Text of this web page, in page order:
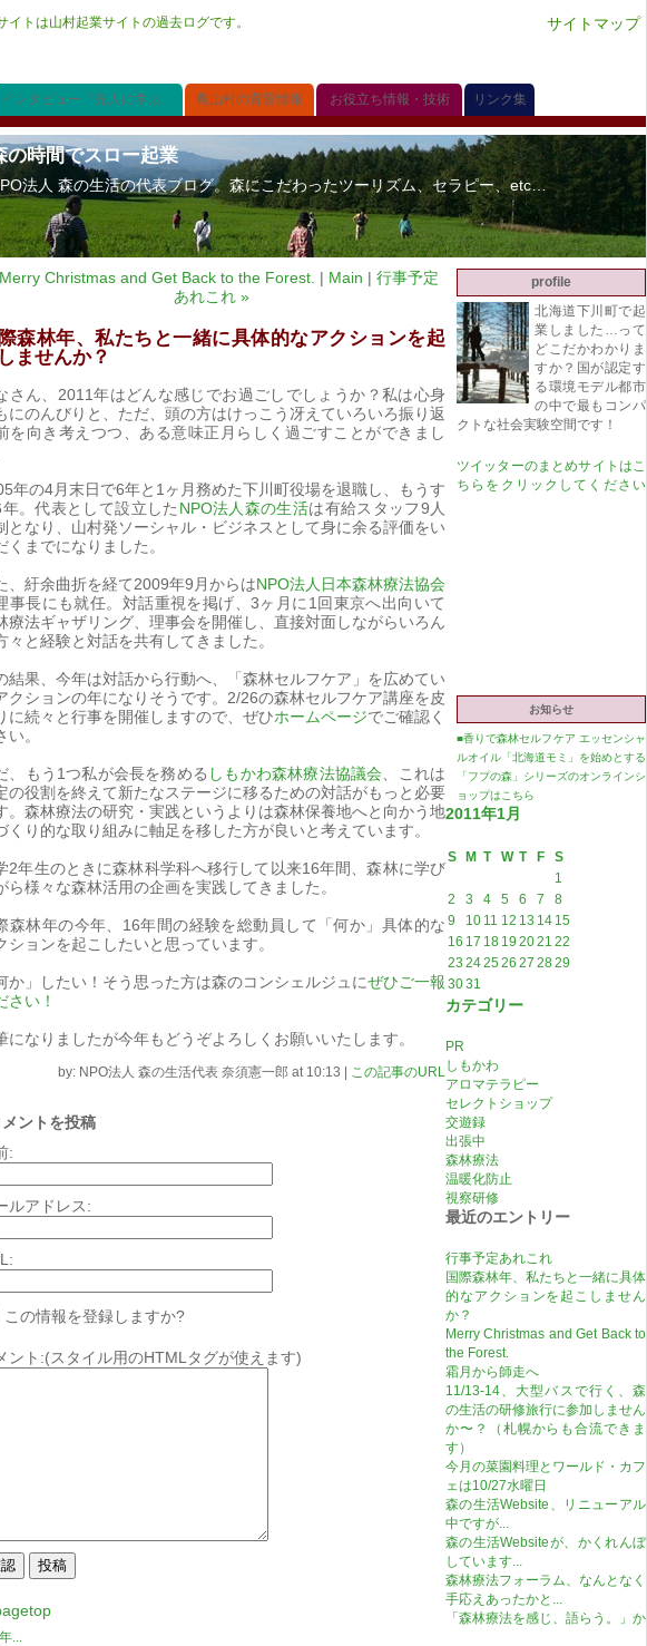
イトは山村起業サイトの過去ログです。 サイトマップ
インタビュー「先人に学ぶ」 農山村の背景情報 お役立ち情報・技術 リンク集
の時間でスロー起業
法人 森の生活の代表ブログ。森にこだわったツーリズム、セラピー、etc…
Christmas and Get Back to the Forest. | Main | 行事予定
あれこれ »
森林年、私たちと一緒に具体的なアクションを起
ませんか？
さん、2011年はどんな感じでお過ごしでしょうか？私は心身
にのんびりと、ただ、頭の方はけっこう冴えていろいろ振り返
を向き考えつつ、ある意味正月らしく過ごすことができまし
年の4月末日で6年と1ヶ月務めた下川町役場を退職し、もうす
年。代表として設立した NPO法人森の生活は有給スタッフ9人
となり、山村発ソーシャル・ビジネスとして身に余る評価をい
くまでになりました。
、紆余曲折を経て2009年9月からはNPO法人日本森林療法協会
事長にも就任。対話重視を掲げ、3ヶ月に1回東京へ出向いて
療法ギャザリング、理事会を開催し、直接対面しながらいろん
々と経験と対話を共有してきました。
結果、今年は対話から行動へ、「森林セルフケア」を広めてい
クションの年になりそうです。2/26の森林セルフケア講座を皮
に続々と行事を開催しますので、ぜひホームページでご確認く
い。
、もう1つ私が会長を務める しもかわ森林療法協議会、これは
の役割を終えて新たなステージに移るための対話がもっと必要
。森林療法の研究・実践というよりは森林保養地へと向かう地
くり的な取り組みに軸足を移した方が良いと考えています。
2年生のときに森林科学科へ移行して以来16年間、森林に学び
ら様々な森林活用の企画を実践してきました。
森林年の今年、16年間の経験を総動員して「何か」具体的な
ションを起こしたいと思っています。
か」したい！そう思った方は森のコンシェルジュにぜひご一報
さい！
になりましたが今年もどうぞよろしくお願いいたします。
by: NPO法人 森の生活代表 奈須憲一郎 at 10:13 | この記事のURL
メントを投稿
:
ルアドレス:
この情報を登録しますか?
ント:(スタイル用のHTMLタグが使えます)
profile
北海道下川町で起
業しました…って
どこだかわかりま
すか？国が認定す
る環境モデル都市
の中で最もコンパ
クトな社会実験空間です！
ツイッターのまとめサイトはこ
ちらをクリックしてください
お知らせ
■香りで森林セルフケア エッセンシャ
ルオイル「北海道モミ」を始めとする
「フプの森」シリーズのオンラインシ
ョップはこちら
2011年1月
S M T W T F
S
1
2
3 4 5 6 7
8
9
10 11 12 13 14 15
16 17 18 19 2021 22
23 2425 26 27 2829
3031
カテゴリー
PR
しもかわ
アロマテラピー
セレクトショップ
交遊録
出張中
森林療法
温暖化防止
視察研修
最近のエントリー
行事予定あれこれ
国際森林年、私たちと一緒に具体
的なアクションを起こしません
か？
Merry Christmas and Get Back to
the Forest.
霜月から師走へ
11/13-14、大型バスで行く、森
の生活の研修旅行に参加しません
か〜？（札幌からも合流できま
す）
今月の菜園料理とワールド・カフ
ェは10/27水曜日
森の生活Website、リニューアル
中ですが...
森の生活Websiteが、かくれんぼ
しています...
森林療法フォーラム、なんとなく
手応えあったかと...
「森林療法を感じ、語らう。」か
...